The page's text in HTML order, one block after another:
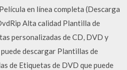
en línea completa (Descarga
Alta calidad Plantilla de
personalizadas de CD, DVD y
descargar Plantillas de
de Etiquetas de DVD que puede